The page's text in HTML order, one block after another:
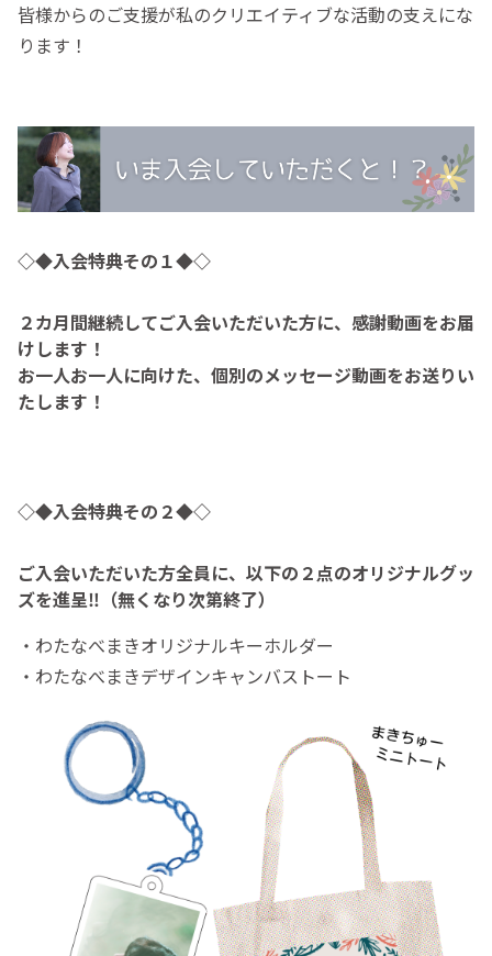
皆様からのご支援が私のクリエイティブな活動の支えにな
ります！
◇◆入会特典その１◆◇
２カ月間継続してご入会いただいた方に、感謝動画をお届
けします！
お一人お一人に向けた、個別のメッセージ動画をお送りい
たします！
◇◆入会特典その２◆◇
ご入会いただいた方全員に、以下の２点のオリジナルグッ
ズを進呈‼（無くなり次第終了）
・わたなべまきオリジナルキーホルダー
・わたなべまきデザインキャンバストート